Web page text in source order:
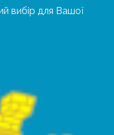
вибір для Вашої